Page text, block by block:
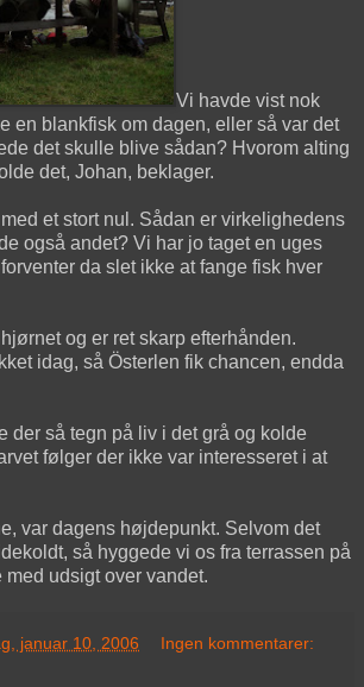
Vi havde vist nok
en blankfisk om dagen, eller så var det
det skulle blive sådan? Hvorom alting
det, Johan, beklager.
et stort nul. Sådan er virkelighedens
også andet? Vi har jo taget en uges
da slet ikke at fange fisk hver
og er ret skarp efterhånden.
idag, så Österlen fik chancen, endda
der så tegn på liv i det grå og kolde
følger der ikke var interesseret i at
var dagens højdepunkt. Selvom det
så hyggede vi os fra terrassen på
udsigt over vandet.
januar 10, 2006 Ingen kommentarer: